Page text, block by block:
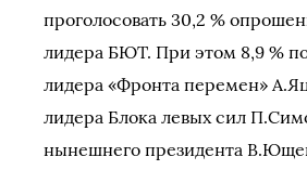
проголосовать 30,2 %
лидера БЮТ. При этом 8,9 %
лидера «Фронта перемен»
лидера Блока левых сил
нынешнего президента